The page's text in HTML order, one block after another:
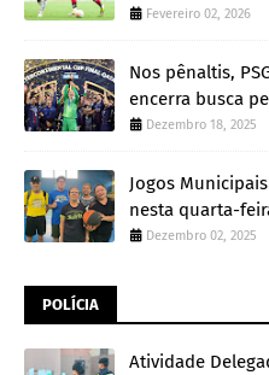
Fevereiro 02, 2026
Nos pênaltis,
encerra busca
Dezembro 18, 2025
Jogos
nesta quarta-
Dezembro 02, 2025
POLÍCIA
Atividade